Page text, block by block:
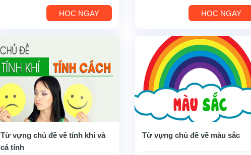
HỌC NGAY HỌC NGAY
Từ vựng chủ đề về tính khí và
cá tính
Từ vựng chủ đề về màu sắc